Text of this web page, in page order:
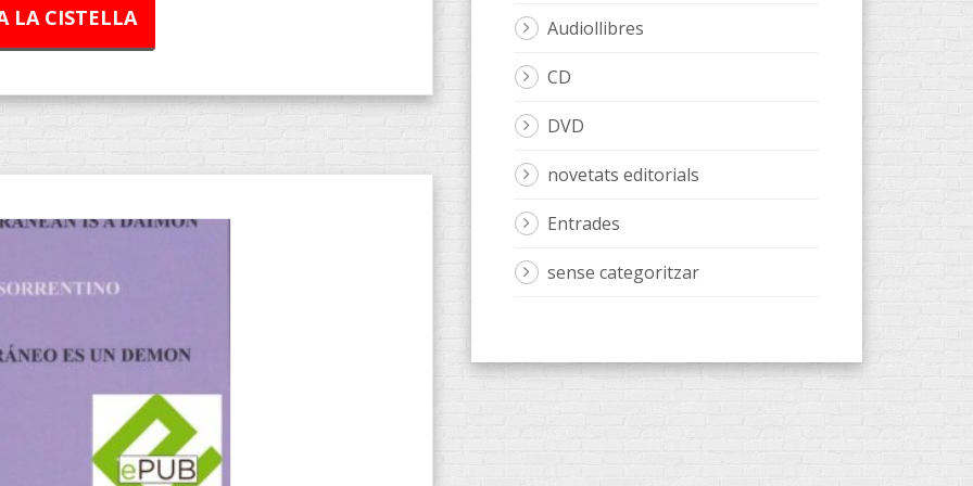
LA CISTELLA Audiollibres
CD
DVD
novetats editorials
Entrades
sense categoritzar